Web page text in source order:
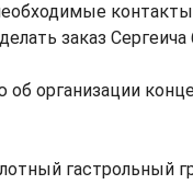
заказ
организации
гастрольный